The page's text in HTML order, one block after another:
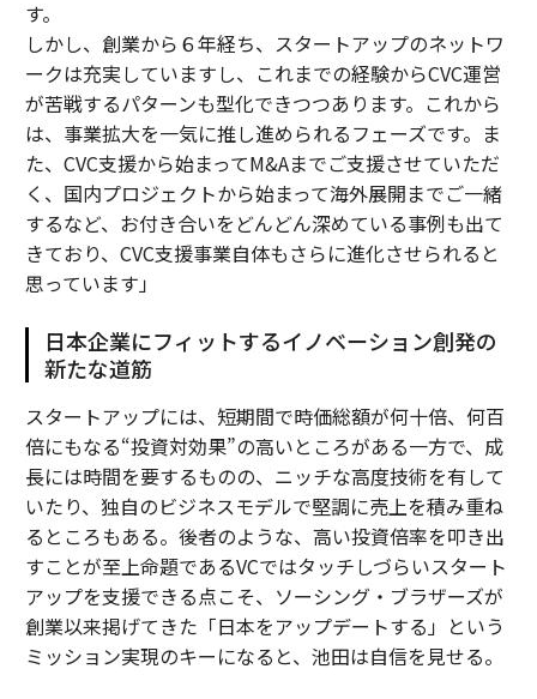
す。
しかし、創業から６年経ち、スタートアップのネットワ
ークは充実していますし、これまでの経験からCVC運営
が苦戦するパターンも型化できつつあります。これから
は、事業拡大を一気に推し進められるフェーズです。ま
た、CVC支援から始まってM&Aまでご支援させていただ
く、国内プロジェクトから始まって海外展開までご一緒
するなど、お付き合いをどんどん深めている事例も出て
きており、CVC支援事業自体もさらに進化させられると
思っています」
日本企業にフィットするイノベーション創発の
新たな道筋
スタートアップには、短期間で時価総額が何十倍、何百
倍にもなる“投資対効果”の高いところがある一方で、成
長には時間を要するものの、ニッチな高度技術を有して
いたり、独自のビジネスモデルで堅調に売上を積み重ね
るところもある。後者のような、高い投資倍率を叩き出
すことが至上命題であるVCではタッチしづらいスタート
アップを支援できる点こそ、ソーシング・ブラザーズが
創業以来掲げてきた「日本をアップデートする」という
ミッション実現のキーになると、池田は自信を見せる。